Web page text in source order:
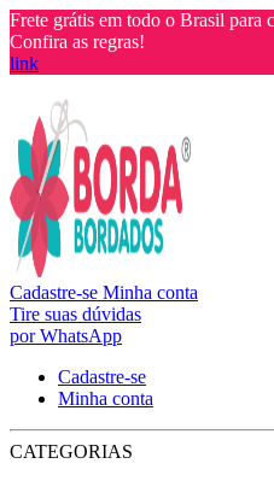
Frete grátis em todo o Brasil para
Confira as regras!
link
Cadastre-se Minha conta
Tire suas dúvidas
por WhatsApp
Cadastre-se
Minha conta
CATEGORIAS